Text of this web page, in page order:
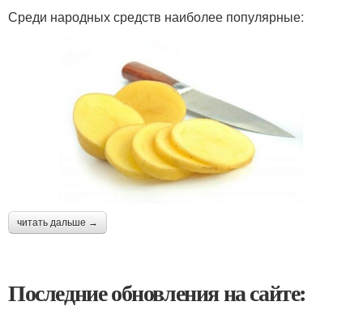
Среди народных средств наиболее популярные:
читать дальше →
Последние обновления на сайте: